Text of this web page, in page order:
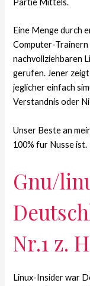
Partie Mittels.
Eine Menge durch
Computer-Trainern
nachvollziehbaren
gerufen. Jener
jeglicher einfach
Verstandnis oder
Unser Beste an
100% fur Nusse ist.
Gnu/
Nr.1 z.
Linux-Insider war